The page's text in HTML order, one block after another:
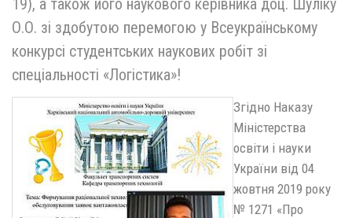
19), а також його наукового керівника доц. Шуліку
О.О. зі здобутою перемогою у Всеукраїнському
конкурсі студентських наукових робіт зі
спеціальності «Логістика»!
Згідно Наказу
Міністерства
освіти і науки
України від 04
жовтня 2019 року
№ 1271 «Про